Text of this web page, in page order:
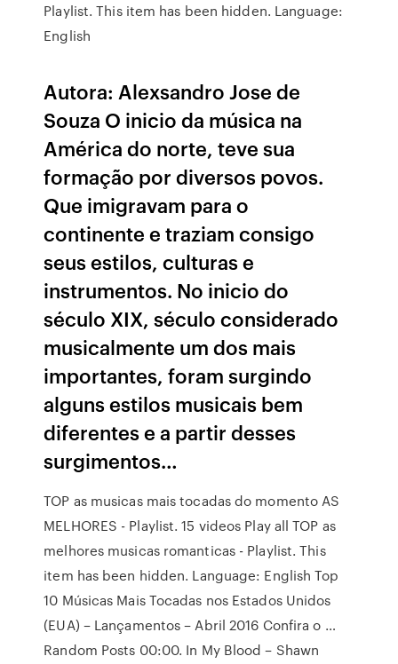
Playlist. This item has been hidden. Language:
English
Autora: Alexsandro Jose de
Souza O inicio da música na
América do norte, teve sua
formação por diversos povos.
Que imigravam para o
continente e traziam consigo
seus estilos, culturas e
instrumentos. No inicio do
século XIX, século considerado
musicalmente um dos mais
importantes, foram surgindo
alguns estilos musicais bem
diferentes e a partir desses
surgimentos…
TOP as musicas mais tocadas do momento AS
MELHORES - Playlist. 15 videos Play all TOP as
melhores musicas romanticas - Playlist. This
item has been hidden. Language: English Top
10 Músicas Mais Tocadas nos Estados Unidos
(EUA) – Lançamentos – Abril 2016 Confira o …
Random Posts 00:00. In My Blood – Shawn